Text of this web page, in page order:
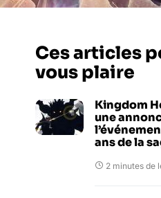
Ces articles
vous plaire
Kingdom
une
ans de la
2 minutes de